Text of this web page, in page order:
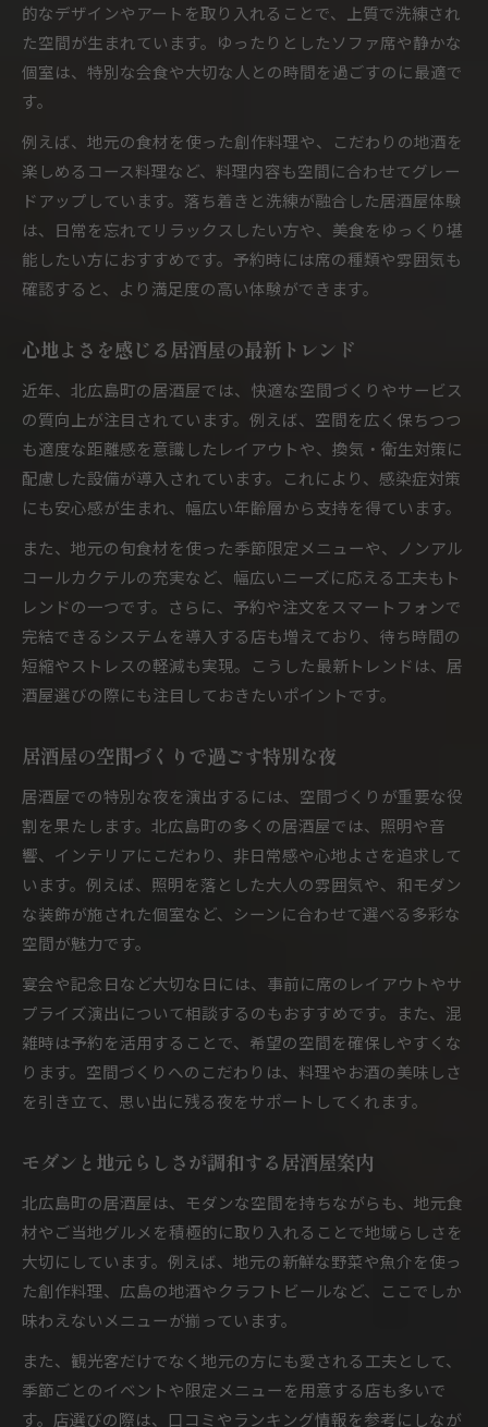
今注目の居酒屋事情と新しい楽しみ方
北広島町のグルメを居酒屋で味わうコツ
旬の味覚が集う居酒屋事情を徹底解説
居酒屋で過ごす心地よいひとときの秘訣
モダンな居酒屋が叶える癒しの空間演出
居酒屋での時間を特別にする工夫とは
自分らしく過ごせる居酒屋選びのポイント
居酒屋で味わう心ときめく瞬間を体験
的なデザインやアートを取り入れることで、上質で洗練され
た空間が生まれています。ゆったりとしたソファ席や静かな
個室は、特別な会食や大切な人との時間を過ごすのに最適で
す。
例えば、地元の食材を使った創作料理や、こだわりの地酒を
楽しめるコース料理など、料理内容も空間に合わせてグレー
ドアップしています。落ち着きと洗練が融合した居酒屋体験
は、日常を忘れてリラックスしたい方や、美食をゆっくり堪
能したい方におすすめです。予約時には席の種類や雰囲気も
確認すると、より満足度の高い体験ができます。
心地よさを感じる居酒屋の最新トレンド
近年、北広島町の居酒屋では、快適な空間づくりやサービス
の質向上が注目されています。例えば、空間を広く保ちつつ
も適度な距離感を意識したレイアウトや、換気・衛生対策に
配慮した設備が導入されています。これにより、感染症対策
にも安心感が生まれ、幅広い年齢層から支持を得ています。
また、地元の旬食材を使った季節限定メニューや、ノンアル
コールカクテルの充実など、幅広いニーズに応える工夫もト
レンドの一つです。さらに、予約や注文をスマートフォンで
完結できるシステムを導入する店も増えており、待ち時間の
短縮やストレスの軽減も実現。こうした最新トレンドは、居
酒屋選びの際にも注目しておきたいポイントです。
居酒屋の空間づくりで過ごす特別な夜
居酒屋での特別な夜を演出するには、空間づくりが重要な役
割を果たします。北広島町の多くの居酒屋では、照明や音
響、インテリアにこだわり、非日常感や心地よさを追求して
います。例えば、照明を落とした大人の雰囲気や、和モダン
な装飾が施された個室など、シーンに合わせて選べる多彩な
空間が魅力です。
宴会や記念日など大切な日には、事前に席のレイアウトやサ
プライズ演出について相談するのもおすすめです。また、混
雑時は予約を活用することで、希望の空間を確保しやすくな
ります。空間づくりへのこだわりは、料理やお酒の美味しさ
を引き立て、思い出に残る夜をサポートしてくれます。
モダンと地元らしさが調和する居酒屋案内
北広島町の居酒屋は、モダンな空間を持ちながらも、地元食
材やご当地グルメを積極的に取り入れることで地域らしさを
大切にしています。例えば、地元の新鮮な野菜や魚介を使っ
た創作料理、広島の地酒やクラフトビールなど、ここでしか
味わえないメニューが揃っています。
また、観光客だけでなく地元の方にも愛される工夫として、
季節ごとのイベントや限定メニューを用意する店も多いで
す。店選びの際は、口コミやランキング情報を参考にしなが